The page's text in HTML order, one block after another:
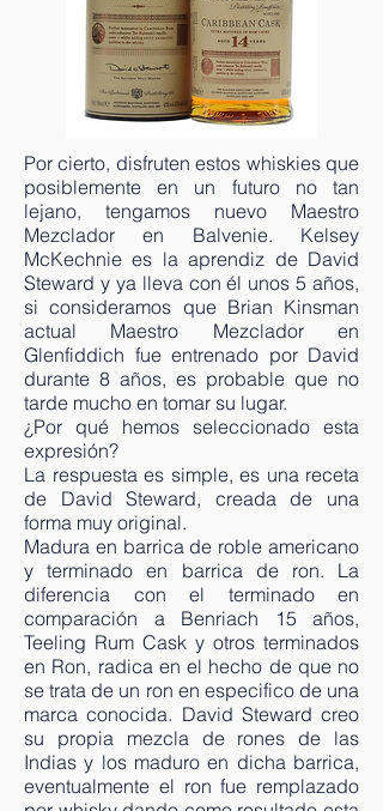
Por cierto, disfruten estos whiskies que
posiblemente en un futuro no tan
lejano, tengamos nuevo Maestro
Mezclador en Balvenie. Kelsey
McKechnie es la aprendiz de David
Steward y ya lleva con él unos 5 años,
si consideramos que Brian Kinsman
actual Maestro Mezclador en
Glenfiddich fue entrenado por David
durante 8 años, es probable que no
tarde mucho en tomar su lugar.
¿Por qué hemos seleccionado esta
expresión?
La respuesta es simple, es una receta
de David Steward, creada de una
forma muy original.
Madura en barrica de roble americano
y terminado en barrica de ron. La
diferencia con el terminado en
comparación a Benriach 15 años,
Teeling Rum Cask y otros terminados
en Ron, radica en el hecho de que no
se trata de un ron en especifico de una
marca conocida. David Steward creo
su propia mezcla de rones de las
Indias y los maduro en dicha barrica,
eventualmente el ron fue remplazado